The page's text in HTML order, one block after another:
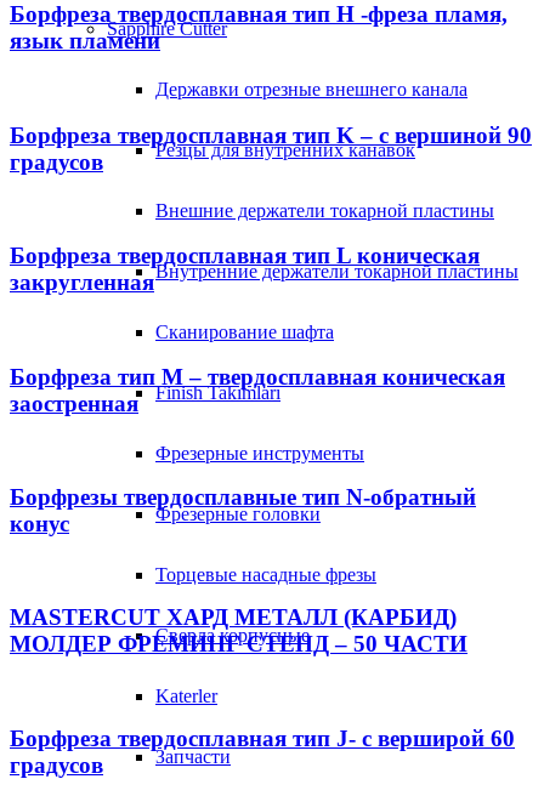
Sapphire Cutter
Державки отрезные внешнего канала
Резцы для внутренних канавок
Внешние держатели токарной пластины
Внутренние держатели токарной пластины
Сканирование шафта
Finish Takımları
Фрезерные инструменты
Фрезерные головки
Торцевые насадные фрезы
Сверла корпусные
Katerler
Запчасти
Борфреза твердосплавная тип H -фреза пламя,
язык пламени
Борфреза твердосплавная тип K – с вершиной 90
градусов
Борфреза твердосплавная тип L коническая
закругленная
Борфреза тип M – твердосплавная коническая
заостренная
Борфрезы твердосплавные тип N-обратный
конус
MASTERCUT ХАРД МЕТАЛЛ (КАРБИД)
МОЛДЕР ФРЕМИНГ СТЕНД – 50 ЧАСТИ
Борфреза твердосплавная тип J- с верширой 60
градусов